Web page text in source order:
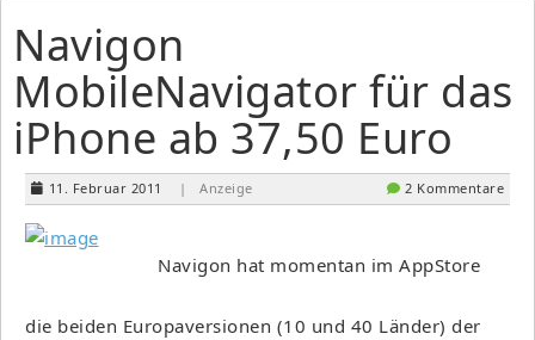
Navigon
MobileNavigator für das
iPhone ab 37,50 Euro
11. Februar 2011 | Anzeige 2 Kommentare
Navigon hat momentan im AppStore
die beiden Europaversionen (10 und 40 Länder) der